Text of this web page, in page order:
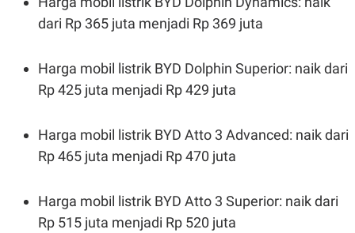
dari Rp 365 juta menjadi Rp 369 juta
Harga mobil listrik BYD Dolphin Superior: naik dari
Rp 425 juta menjadi Rp 429 juta
Harga mobil listrik BYD Atto 3 Advanced: naik dari
Rp 465 juta menjadi Rp 470 juta
Harga mobil listrik BYD Atto 3 Superior: naik dari
Rp 515 juta menjadi Rp 520 juta